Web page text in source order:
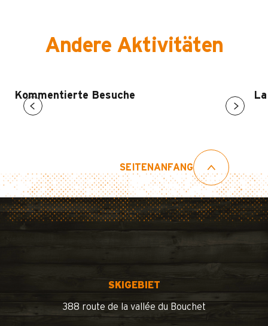
Andere Aktivitäten
Kommentierte Besuche
SEITENANFANG
SKIGEBIET
388 route de la vallée du Bouchet